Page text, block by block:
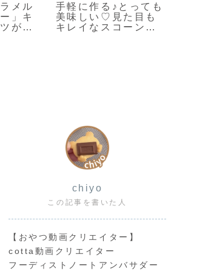
ッキ
てか
メロ
「栗のマフィン」ま
るで栗のバターケー
キ🌰しっとり美味し
chiyo
この記事を書いた人
【おやつ動画クリエイター】
cotta動画クリエイター
フーディストノートアンバサダー